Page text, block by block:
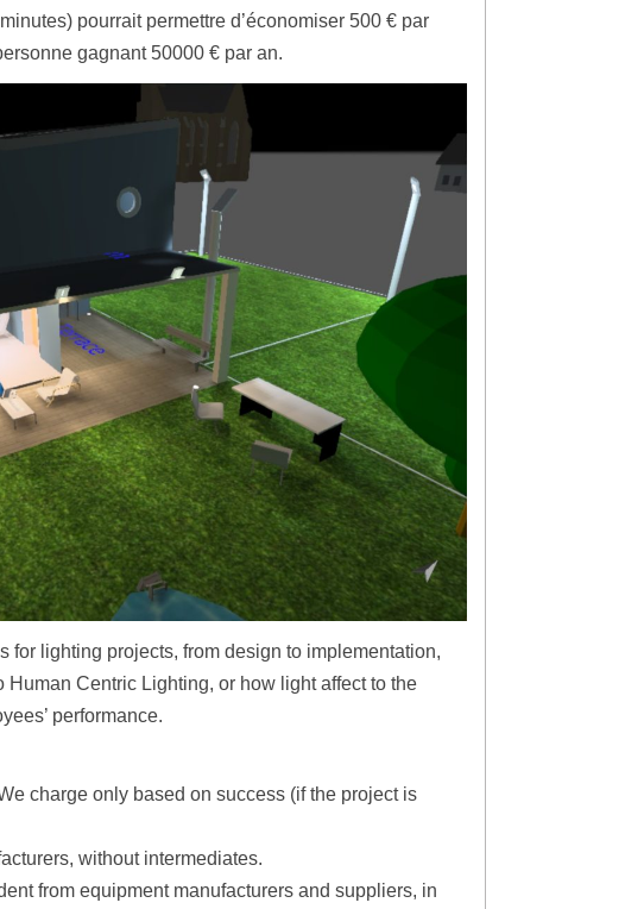
pourrait permettre d’économiser 500 € par
gagnant 50000 € par an.
for lighting projects, from design to implementation,
Human Centric Lighting, or how light affect to the
performance.
charge only based on success (if the project is
without intermediates.
from equipment manufacturers and suppliers, in